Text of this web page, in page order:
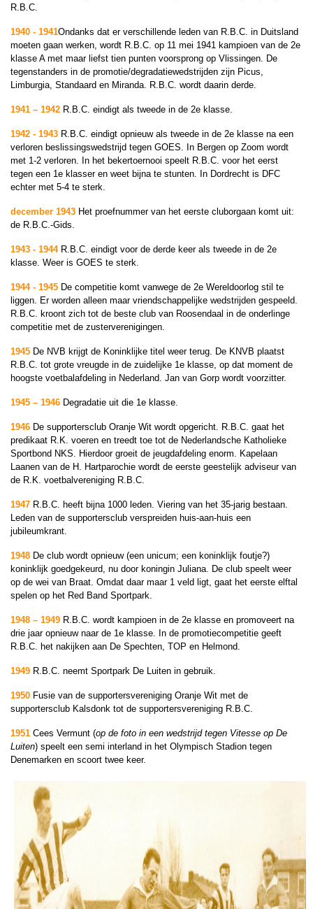
R.B.C.
1940 - 1941Ondanks dat er verschillende leden van R.B.C. in Duitsland
moeten gaan werken, wordt R.B.C. op 11 mei 1941 kampioen van de 2e
klasse A met maar liefst tien punten voorsprong op Vlissingen. De
tegenstanders in de promotie/degradatiewedstrijden zijn Picus,
Limburgia, Standaard en Miranda. R.B.C. wordt daarin derde.
1941 – 1942 R.B.C. eindigt als tweede in de 2e klasse.
1942 - 1943 R.B.C. eindigt opnieuw als tweede in de 2e klasse na een
verloren beslissingswedstrijd tegen GOES. In Bergen op Zoom wordt
met 1-2 verloren. In het bekertoernooi speelt R.B.C. voor het eerst
tegen een 1e klasser en weet bijna te stunten. In Dordrecht is DFC
echter met 5-4 te sterk.
december 1943 Het proefnummer van het eerste cluborgaan komt uit:
de R.B.C.-Gids.
1943 - 1944R.B.C. eindigt voor de derde keer als tweede in de 2e
klasse. Weer is GOES te sterk.
1944 - 1945 De competitie komt vanwege de 2e Wereldoorlog stil te
liggen. Er worden alleen maar vriendschappelijke wedstrijden gespeeld.
R.B.C. kroont zich tot de beste club van Roosendaal in de onderlinge
competitie met de zusterverenigingen.
1945 De NVB krijgt de Koninklijke titel weer terug. De KNVB plaatst
R.B.C. tot grote vreugde in de zuidelijke 1e klasse, op dat moment de
hoogste voetbalafdeling in Nederland. Jan van Gorp wordt voorzitter.
1945 – 1946 Degradatie uit die 1e klasse.
1946 De supportersclub Oranje Wit wordt opgericht. R.B.C. gaat het
predikaat R.K. voeren en treedt toe tot de Nederlandsche Katholieke
Sportbond NKS. Hierdoor groeit de jeugdafdeling enorm. Kapelaan
Laanen van de H. Hartparochie wordt de eerste geestelijk adviseur van
de R.K. voetbalvereniging R.B.C.
1947 R.B.C. heeft bijna 1000 leden. Viering van het 35-jarig bestaan.
Leden van de supportersclub verspreiden huis-aan-huis een
jubileumkrant.
1948 De club wordt opnieuw (een unicum; een koninklijk foutje?)
koninklijk goedgekeurd, nu door koningin Juliana. De club speelt weer
op de wei van Braat. Omdat daar maar 1 veld ligt, gaat het eerste elftal
spelen op het Red Band Sportpark.
1948 – 1949 R.B.C. wordt kampioen in de 2e klasse en promoveert na
drie jaar opnieuw naar de 1e klasse. In de promotiecompetitie geeft
R.B.C. het nakijken aan De Spechten, TOP en Helmond.
1949 R.B.C. neemt Sportpark De Luiten in gebruik.
1950 Fusie van de supportersvereniging Oranje Wit met de
supportersclub Kalsdonk tot de supportersvereniging R.B.C.
1951 Cees Vermunt (op de foto in een wedstrijd tegen Vitesse op De
Luiten) speelt een semi interland in het Olympisch Stadion tegen
Denemarken en scoort twee keer.